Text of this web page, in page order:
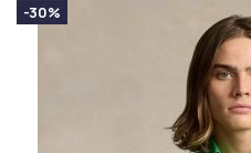
-30%